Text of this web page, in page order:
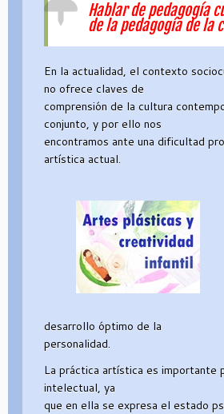
Hablar de pedagogía
de la pedagogía de la
En la actualidad, el contexto
no ofrece claves de
comprensión de la cultura
conjunto, y por ello nos
encontramos ante una dificultad
artística actual.
desarrollo óptimo de la
personalidad.
La práctica artística es importante
intelectual, ya
que en ella se expresa el estado